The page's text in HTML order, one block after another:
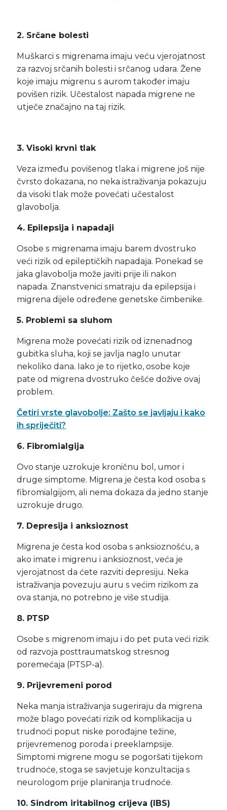
2. Srčane bolesti
Muškarci s migrenama imaju veću vjerojatnost
za razvoj srčanih bolesti i srčanog udara. Žene
koje imaju migrenu s aurom također imaju
povišen rizik. Učestalost napada migrene ne
utječe značajno na taj rizik.
3. Visoki krvni tlak
Veza između povišenog tlaka i migrene još nije
čvrsto dokazana, no neka istraživanja pokazuju
da visoki tlak može povećati učestalost
glavobolja.
4. Epilepsija i napadaji
Osobe s migrenama imaju barem dvostruko
veći rizik od epileptičkih napadaja. Ponekad se
jaka glavobolja može javiti prije ili nakon
napada. Znanstvenici smatraju da epilepsija i
migrena dijele određene genetske čimbenike.
5. Problemi sa sluhom
Migrena može povećati rizik od iznenadnog
gubitka sluha, koji se javlja naglo unutar
nekoliko dana. Iako je to rijetko, osobe koje
pate od migrena dvostruko češće dožive ovaj
problem.
Četiri vrste glavobolje: Zašto se javljaju i kako
ih spriječiti?
6. Fibromialgija
Ovo stanje uzrokuje kroničnu bol, umor i
druge simptome. Migrena je česta kod osoba s
fibromialgijom, ali nema dokaza da jedno stanje
uzrokuje drugo.
7. Depresija i anksioznost
Migrena je česta kod osoba s anksioznošću, a
ako imate i migrenu i anksioznost, veća je
vjerojatnost da ćete razviti depresiju. Neka
istraživanja povezuju auru s većim rizikom za
ova stanja, no potrebno je više studija.
8. PTSP
Osobe s migrenom imaju i do pet puta veći rizik
od razvoja posttraumatskog stresnog
poremećaja (PTSP-a).
9. Prijevremeni porod
Neka manja istraživanja sugeriraju da migrena
može blago povećati rizik od komplikacija u
trudnoći poput niske porođajne težine,
prijevremenog poroda i preeklampsije.
Simptomi migrene mogu se pogoršati tijekom
trudnoće, stoga se savjetuje konzultacija s
neurologom prije planiranja trudnoće.
10. Sindrom iritabilnog crijeva (IBS)